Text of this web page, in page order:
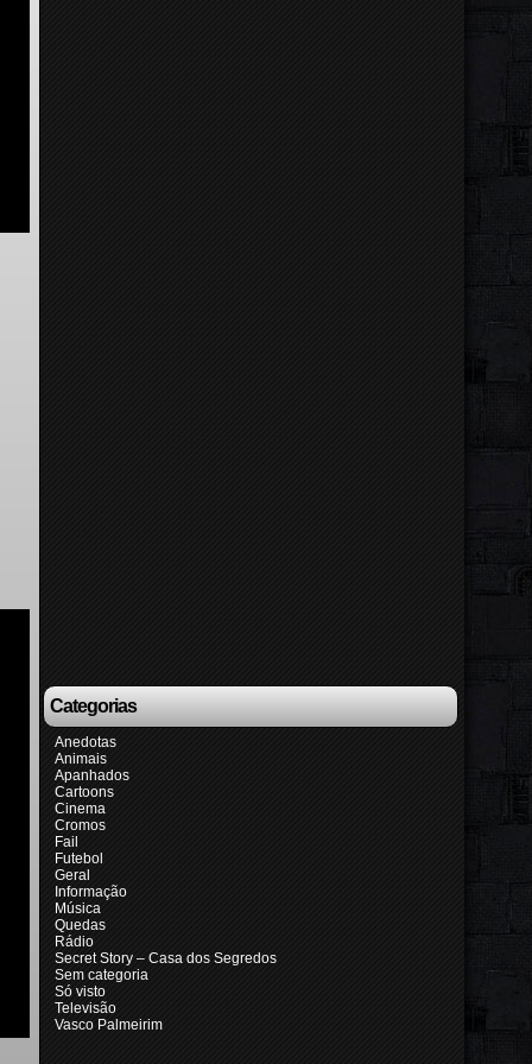
Categorias
Anedotas
Animais
Apanhados
Cartoons
Cinema
Cromos
Fail
Futebol
Geral
Informação
Música
Quedas
Rádio
Secret Story – Casa dos Segredos
Sem categoria
Só visto
Televisão
Vasco Palmeirim